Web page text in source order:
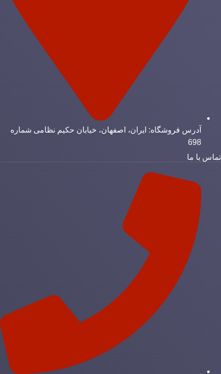
آدرس فروشگاه: ایران، اصفهان، خیابان حکیم نظامی شماره
698
با ما